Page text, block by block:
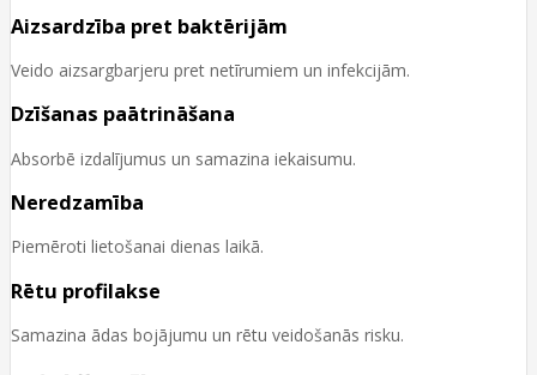
Aizsardzība pret baktērijām
Veido aizsargbarjeru pret netīrumiem un infekcijām.
Dzīšanas paātrināšana
Absorbē izdalījumus un samazina iekaisumu.
Neredzamība
Piemēroti lietošanai dienas laikā.
Rētu profilakse
Samazina ādas bojājumu un rētu veidošanās risku.